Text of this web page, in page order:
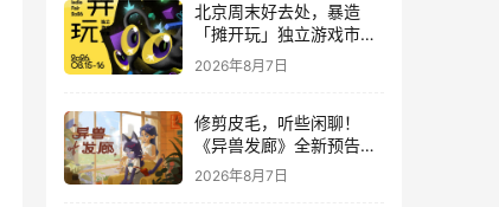
北京周末好去处，暴造
「摊开玩」独立游戏市集
正式开票！
2026年8月7日
修剪皮毛，听些闲聊！
《异兽发廊》全新预告与
Steam免费试玩公开
2026年8月7日